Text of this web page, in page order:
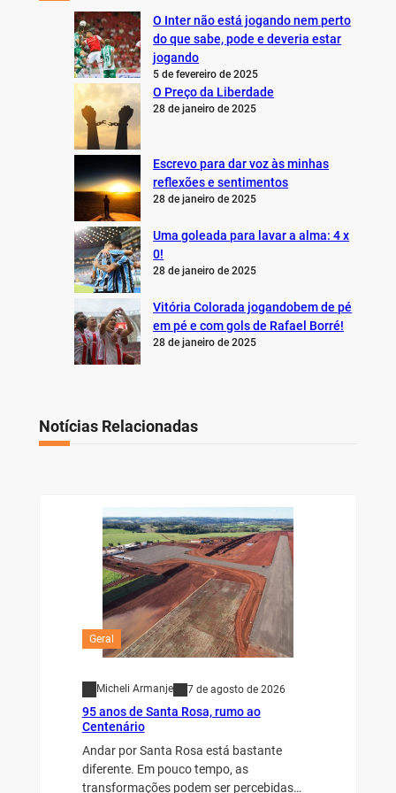
O Inter não está jogando nem perto
do que sabe, pode e deveria estar
jogando
5 de fevereiro de 2025
O Preço da Liberdade
28 de janeiro de 2025
Escrevo para dar voz às minhas
reflexões e sentimentos
28 de janeiro de 2025
Uma goleada para lavar a alma: 4 x
0!
28 de janeiro de 2025
Vitória Colorada jogandobem de pé
em pé e com gols de Rafael Borré!
28 de janeiro de 2025
Notícias Relacionadas
Geral
Micheli Armanje 7 de agosto de 2026
95 anos de Santa Rosa, rumo ao
Centenário
Andar por Santa Rosa está bastante
diferente. Em pouco tempo, as
transformações podem ser percebidas…